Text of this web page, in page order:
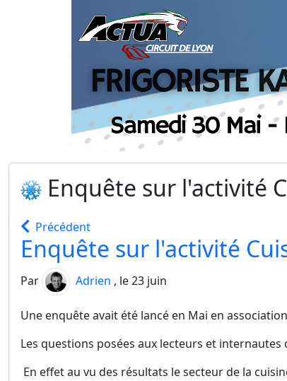
Enquête sur l'activité
Précédent
Enquête sur l'activité
Par Adrien , le 23 juin
Une enquête avait été lancé en Mai en association
Les questions posées aux lecteurs et
En effet au vu des résultats le secteur de la